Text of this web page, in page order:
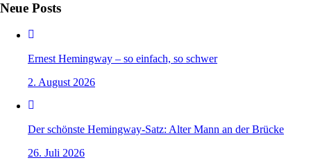
Neue Posts
Ernest Hemingway – so einfach, so schwer
2. August 2026
Der schönste Hemingway-Satz: Alter Mann an der Brücke
26. Juli 2026